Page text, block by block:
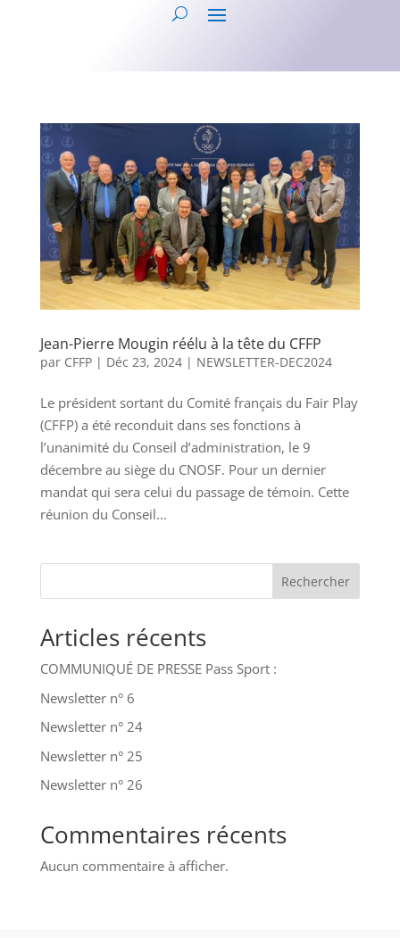
Jean-Pierre Mougin réélu à la tête du CFFP
par CFFP| Déc 23, 2024| NEWSLETTER-DEC2024
Le président sortant du Comité français du Fair Play
(CFFP) a été reconduit dans ses fonctions à
l’unanimité du Conseil d’administration, le 9
décembre au siège du CNOSF. Pour un dernier
mandat qui sera celui du passage de témoin. Cette
réunion du Conseil...
Rechercher
Articles récents
COMMUNIQUÉ DE PRESSE Pass Sport :
Newsletter n° 6
Newsletter n° 24
Newsletter n° 25
Newsletter n° 26
Commentaires récents
Aucun commentaire à afficher.